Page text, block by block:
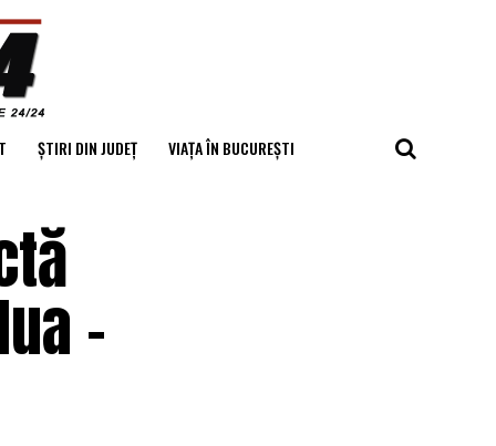
ȘTIRI DIN JUDEȚ VIAȚA ÎN BUCUREȘTI
–